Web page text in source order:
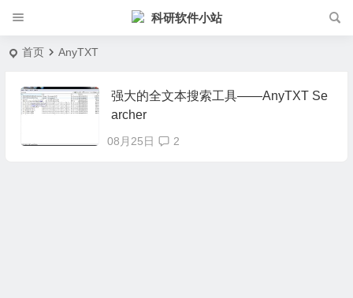
科研软件小站
首页 AnyTXT
强大的全文本搜索工具——AnyTXT Se
archer
08月25日 2